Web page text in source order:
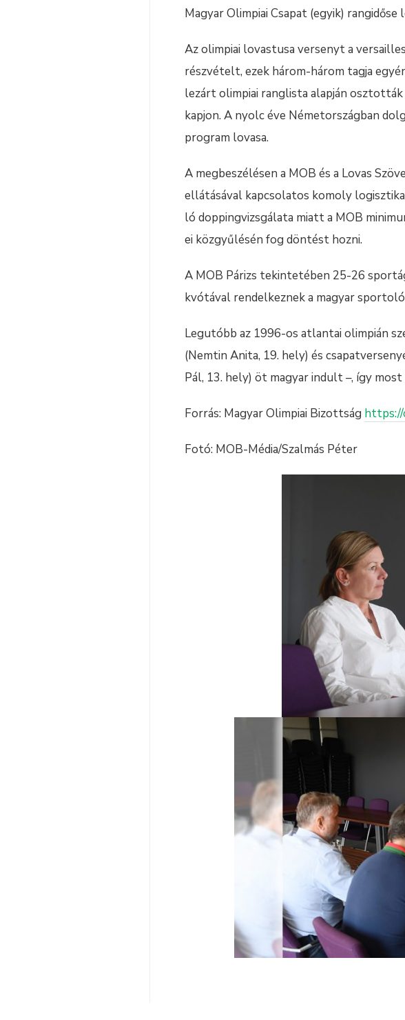
Magyar Olimpiai Csapat (egyik) rangidőse
Az olimpiai lovastusa versenyt a
részvételt, ezek három-három tagja
lezárt olimpiai ranglista alapján
kapjon. A nyolc éve Németországban
program lovasa.
A megbeszélésen a MOB és a Lovas
ellátásával kapcsolatos komoly
ló doppingvizsgálata miatt a MOB
ei közgyűlésén fog döntést hozni.
A MOB Párizs tekintetében 25-26
kvótával rendelkeznek a magyar
Legutóbb az 1996-os atlantai olimpián
(Nemtin Anita, 19. hely) és
Pál, 13. hely) öt magyar indult –, így
Forrás: Magyar Olimpiai Bizottság https://
Fotó: MOB-Média/Szalmás Péter